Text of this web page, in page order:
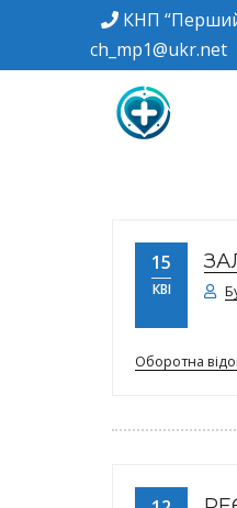
КНП
ch_mp1@ukr.net
15
КВІ
Оборотна